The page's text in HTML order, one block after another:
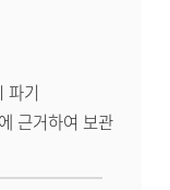
기
근거하여 보관